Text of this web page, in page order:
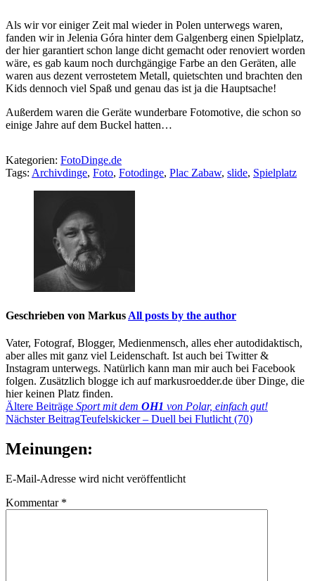
Als wir vor einiger Zeit mal wieder in Polen unterwegs waren,
fanden wir in Jelenia Góra hinter dem Galgenberg einen Spielplatz,
der hier garantiert schon lange dicht gemacht oder renoviert worden
wäre, es gab kaum noch durchgängige Farbe an den Geräten, alle
waren aus dezent verrostetem Metall, quietschten und brachten den
Kids dennoch viel Spaß und genau das ist ja die Hauptsache!
Außerdem waren die Geräte wunderbare Fotomotive, die schon so
einige Jahre auf dem Buckel hatten…
Kategorien: FotoDinge.de
Tags: Archivdinge, Foto, Fotodinge, Plac Zabaw, slide, Spielplatz
Geschrieben von Markus All posts by the author
Vater, Fotograf, Blogger, Medienmensch, alles eher autodidaktisch,
aber alles mit ganz viel Leidenschaft. Ist auch bei Twitter &
Instagram unterwegs. Natürlich kann man mir auch bei Facebook
folgen. Zusätzlich blogge ich auf markusroedder.de über Dinge, die
hier keinen Platz finden.
Beitragsnavigation
Ältere Beiträge Sport mit dem OH1 von Polar, einfach gut!
Nächster BeitragTeufelskicker – Duell bei Flutlicht (70)
Meinungen:
E-Mail-Adresse wird nicht veröffentlicht
Kommentar *